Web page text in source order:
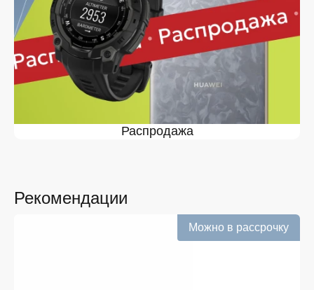
На нашей торговой платформе представлен широкий
выбор продукции. Среди ассортимента, как новинки
рынка, так и проверенные временем модели. Каждый
продукт в каталоге соответствует стандартам
качества. Вы можете выбрать и заказать Garmin
VIVOACTIVE в Железногорске в удобной
конфигурации и с доступной ценой.
Мы постоянно обновляем ассортимент, отслеживаем
наличие, поддерживаем актуальность информации,
касающейся цен и наличия. Благодаря этому клиенты
следим за новинками рынка и оперативно
добавляем их в каталог.
Подтверждённое наличие на складе.
Информация о наличии обновляется в режиме
Распродажа
Рекомендации
Можно в рассрочку